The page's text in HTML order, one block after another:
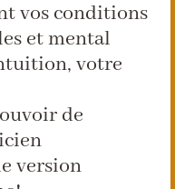
vos conditions
et mental
votre
de
version